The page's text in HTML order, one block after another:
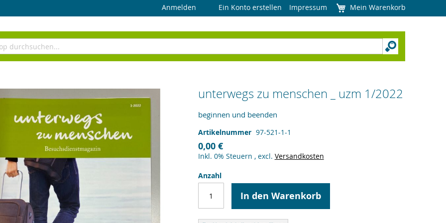
Anmelden Ein Konto erstellen Impressum Mein Warenkorb
unterwegs zu menschen _ uzm 1/2022
beginnen und beenden
Artikelnummer 97-521-1-1
0,00 €
Inkl. 0% Steuern , excl. Versandkosten
Anzahl
In den Warenkorb